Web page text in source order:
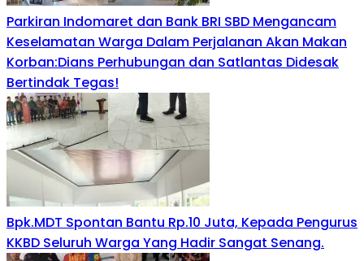
Parkiran Indomaret dan Bank BRI SBD Mengancam
Keselamatan Warga Dalam Perjalanan Akan Makan
Korban:Dians Perhubungan dan Satlantas Didesak
Bertindak Tegas!
Bpk.MDT Spontan Bantu Rp.10 Juta, Kepada Pengurus
KKBD Seluruh Warga Yang Hadir Sangat Senang.